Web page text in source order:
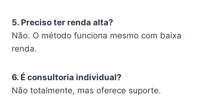
5. Preciso ter renda alta?
Não. O método funciona mesmo com baixa
renda.
6. É consultoria individual?
Não totalmente, mas oferece suporte.